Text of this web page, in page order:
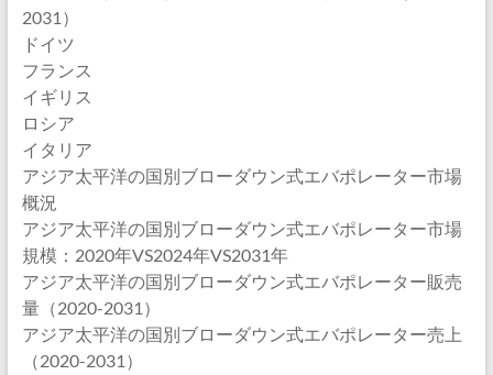
2031）
ドイツ
フランス
イギリス
ロシア
イタリア
アジア太平洋の国別ブローダウン式エバポレーター市場
概況
アジア太平洋の国別ブローダウン式エバポレーター市場
規模：2020年VS2024年VS2031年
アジア太平洋の国別ブローダウン式エバポレーター販売
量（2020-2031）
アジア太平洋の国別ブローダウン式エバポレーター売上
（2020-2031）